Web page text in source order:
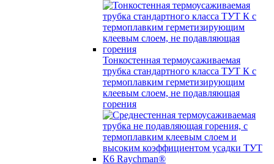
Тонкостенная термоусаживаемая
трубка стандартного класса ТУТ К с
термоплавким герметизирующим
клеевым слоем, не подавляющая
горения